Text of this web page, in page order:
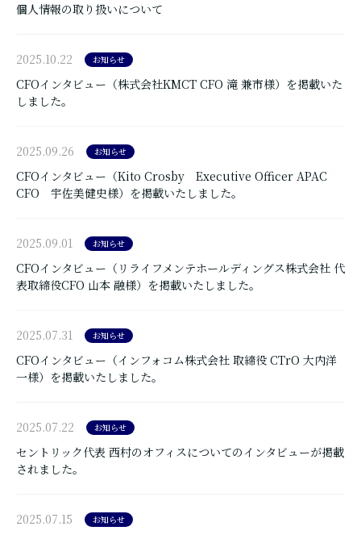
個人情報の取り扱いについて
2025.10.22 お知らせ
CFOインタビュー（株式会社KMCT CFO 滝 兼市様）を掲載いた
しました。
2025.09.26 お知らせ
CFOインタビュー（Kito Crosby Executive Officer APAC
CFO 宇佐美健史様）を掲載いたしました。
2025.09.01 お知らせ
CFOインタビュー（リライフメンテホールディングス株式会社 代
表取締役CFO 山本 融様）を掲載いたしました。
2025.07.31 お知らせ
CFOインタビュー（インフォコム株式会社 取締役 CTrO 大内洋
一様）を掲載いたしました。
2025.07.22 お知らせ
セントリック代表 西村のオフィスについてのインタビューが掲載
されました。
2025.07.15 お知らせ